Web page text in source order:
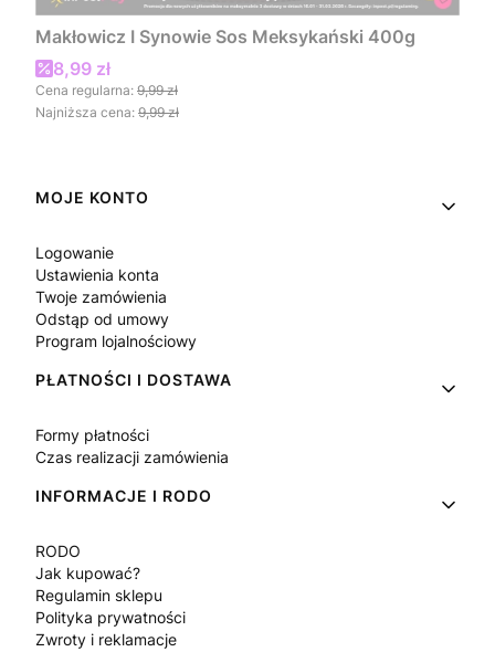
Makłowicz I Synowie Sos Meksykański 400g
Cena promocyjna
8,99 zł
Cena regularna: 9,99 zł
Najniższa cena: 9,99 zł
Linki w stopce
MOJE KONTO
Logowanie
Ustawienia konta
Twoje zamówienia
Odstąp od umowy
Program lojalnościowy
PŁATNOŚCI I DOSTAWA
Formy płatności
Czas realizacji zamówienia
INFORMACJE I RODO
RODO
Jak kupować?
Regulamin sklepu
Polityka prywatności
Zwroty i reklamacje